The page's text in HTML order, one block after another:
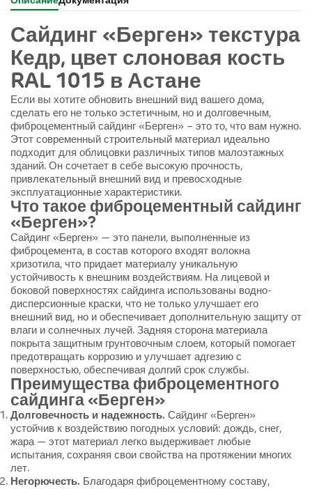
Сайдинг «Берген» текстура
Кедр, цвет слоновая кость
RAL 1015 в Астане
Если вы хотите обновить внешний вид вашего дома,
сделать его не только эстетичным, но и долговечным,
фиброцементный сайдинг «Берген» – это то, что вам нужно.
Этот современный строительный материал идеально
подходит для облицовки различных типов малоэтажных
зданий. Он сочетает в себе высокую прочность,
привлекательный внешний вид и превосходные
эксплуатационные характеристики.
Что такое фиброцементный сайдинг
«Берген»?
Сайдинг «Берген» — это панели, выполненные из
фиброцемента, в состав которого входят волокна
хризотила, что придает материалу уникальную
устойчивость к внешним воздействиям. На лицевой и
боковой поверхностях сайдинга использованы водно-
дисперсионные краски, что не только улучшает его
внешний вид, но и обеспечивает дополнительную защиту от
влаги и солнечных лучей. Задняя сторона материала
покрыта защитным грунтовочным слоем, который помогает
предотвращать коррозию и улучшает адгезию с
поверхностью, обеспечивая долгий срок службы.
Преимущества фиброцементного
сайдинга «Берген»
Долговечность и надежность. Сайдинг «Берген»
устойчив к воздействию погодных условий: дождь, снег,
жара — этот материал легко выдерживает любые
испытания, сохраняя свои свойства на протяжении многих
лет.
Негорючесть. Благодаря фиброцементному составу,